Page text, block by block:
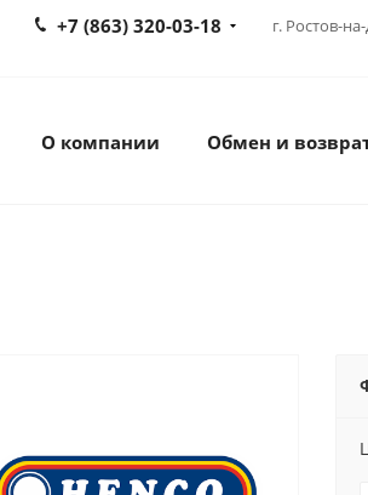
г. Ростов-
+7 (863) 320-03-18
О компании Обмен и